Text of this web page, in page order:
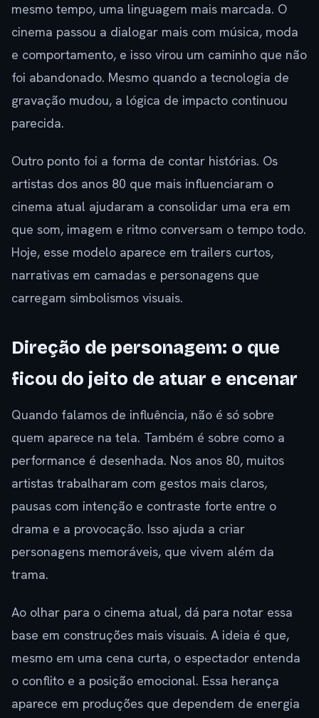
mesmo tempo, uma linguagem mais marcada. O
cinema passou a dialogar mais com música, moda
e comportamento, e isso virou um caminho que não
foi abandonado. Mesmo quando a tecnologia de
gravação mudou, a lógica de impacto continuou
parecida.
Outro ponto foi a forma de contar histórias. Os
artistas dos anos 80 que mais influenciaram o
cinema atual ajudaram a consolidar uma era em
que som, imagem e ritmo conversam o tempo todo.
Hoje, esse modelo aparece em trailers curtos,
narrativas em camadas e personagens que
carregam simbolismos visuais.
Direção de personagem: o que
ficou do jeito de atuar e encenar
Quando falamos de influência, não é só sobre
quem aparece na tela. Também é sobre como a
performance é desenhada. Nos anos 80, muitos
artistas trabalharam com gestos mais claros,
pausas com intenção e contraste forte entre o
drama e a provocação. Isso ajuda a criar
personagens memoráveis, que vivem além da
trama.
Ao olhar para o cinema atual, dá para notar essa
base em construções mais visuais. A ideia é que,
mesmo em uma cena curta, o espectador entenda
o conflito e a posição emocional. Essa herança
aparece em produções que dependem de energia